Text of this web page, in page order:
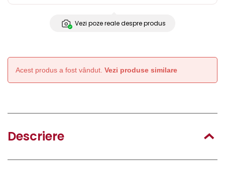
Vezi poze reale despre produs
Acest produs a fost vândut. Vezi produse similare
Descriere